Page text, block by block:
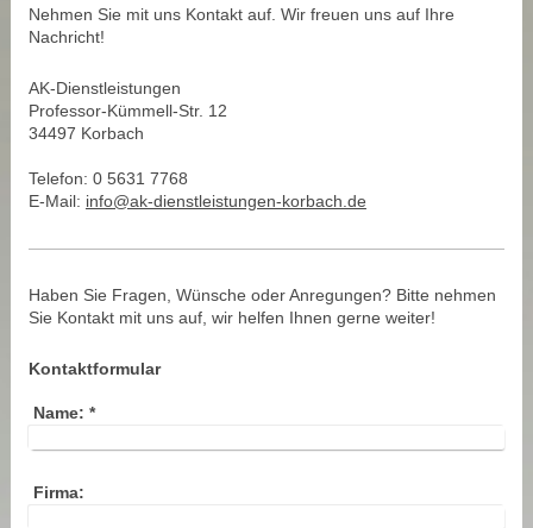
Nehmen Sie mit uns Kontakt auf. Wir freuen uns auf Ihre
Nachricht!
AK-Dienstleistungen
Professor-Kümmell-Str. 12
34497 Korbach
Telefon: 0 5631 7768
E-Mail: info@ak-dienstleistungen-korbach.de
Haben Sie Fragen, Wünsche oder Anregungen? Bitte nehmen
Sie Kontakt mit uns auf, wir helfen Ihnen gerne weiter!
Kontaktformular
Name: *
Firma: